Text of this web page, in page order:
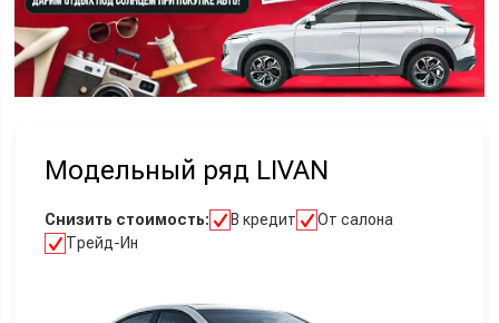
Модельный ряд LIVAN
Снизить стоимость: В кредит
От салона
Трейд-Ин